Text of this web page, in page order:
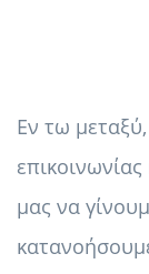
Εν τω
μας να